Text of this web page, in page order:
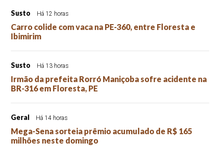
Susto Há 12 horas
Carro colide com vaca na PE-360, entre Floresta e
Ibimirim
Susto Há 13 horas
Irmão da prefeita Rorró Maniçoba sofre acidente na
BR-316 em Floresta, PE
Geral Há 14 horas
Mega-Sena sorteia prêmio acumulado de R$ 165
milhões neste domingo